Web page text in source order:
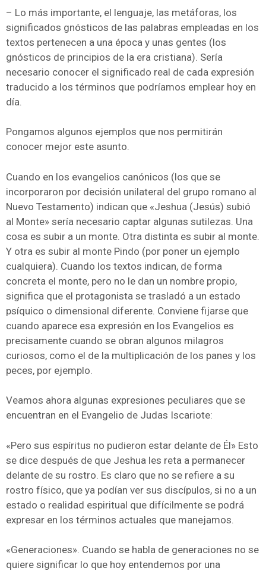
– Lo más importante, el lenguaje, las metáforas, los
significados gnósticos de las palabras empleadas en los
textos pertenecen a una época y unas gentes (los
gnósticos de principios de la era cristiana). Sería
necesario conocer el significado real de cada expresión
traducido a los términos que podríamos emplear hoy en
día.
Pongamos algunos ejemplos que nos permitirán
conocer mejor este asunto.
Cuando en los evangelios canónicos (los que se
incorporaron por decisión unilateral del grupo romano al
Nuevo Testamento) indican que «Jeshua (Jesús) subió
al Monte» sería necesario captar algunas sutilezas. Una
cosa es subir a un monte. Otra distinta es subir al monte.
Y otra es subir al monte Pindo (por poner un ejemplo
cualquiera). Cuando los textos indican, de forma
concreta el monte, pero no le dan un nombre propio,
significa que el protagonista se trasladó a un estado
psíquico o dimensional diferente. Conviene fijarse que
cuando aparece esa expresión en los Evangelios es
precisamente cuando se obran algunos milagros
curiosos, como el de la multiplicación de los panes y los
peces, por ejemplo.
Veamos ahora algunas expresiones peculiares que se
encuentran en el Evangelio de Judas Iscariote:
«Pero sus espíritus no pudieron estar delante de Él» Esto
se dice después de que Jeshua les reta a permanecer
delante de su rostro. Es claro que no se refiere a su
rostro físico, que ya podían ver sus discípulos, si no a un
estado o realidad espiritual que difícilmente se podrá
expresar en los términos actuales que manejamos.
«Generaciones». Cuando se habla de generaciones no se
quiere significar lo que hoy entendemos por una